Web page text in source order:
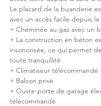
Le placard de la buanderie
avec un accès facile depuis
+ Cheminée au gaz avec un
+ La construction en béton
insonorisée, ce qui permet
toute tranquillité
+ Climatiseur télécommandé
+ Balcon privé
+ Ouvre-porte de garage
télécommandé